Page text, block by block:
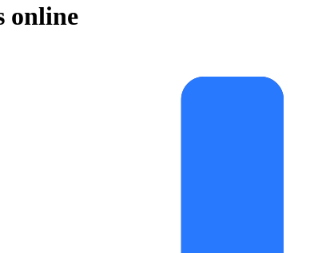
online